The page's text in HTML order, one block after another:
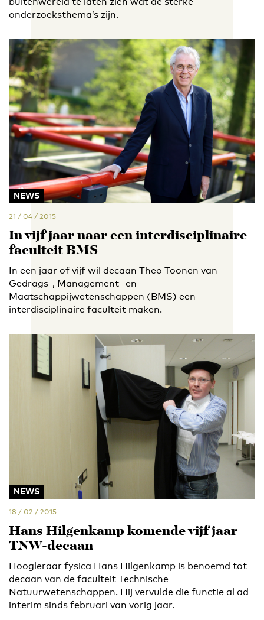
onderzoeksthema’s zijn.
NEWS
21 / 04 / 2015
In vijf jaar naar een interdisciplinaire
faculteit BMS
In een jaar of vijf wil decaan Theo Toonen van
Gedrags-, Management- en
Maatschappijwetenschappen (BMS) een
interdisciplinaire faculteit maken.
NEWS
18 / 02 / 2015
Hans Hilgenkamp komende vijf jaar
TNW-decaan
Hoogleraar fysica Hans Hilgenkamp is benoemd tot
decaan van de faculteit Technische
Natuurwetenschappen. Hij vervulde die functie al ad
interim sinds februari van vorig jaar.